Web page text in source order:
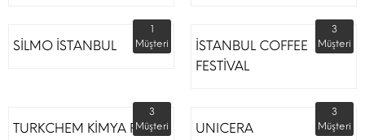
SİLMO İSTANBUL
1
Müşteri
İSTANBUL COFFEE
FESTİVAL
3
Müşteri
TURKCHEM KİMYA FUARI
3
Müşteri
UNICERA
3
Müşteri